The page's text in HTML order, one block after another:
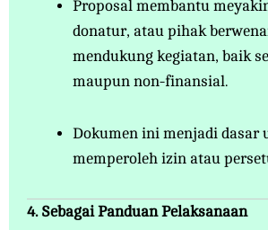
Proposal membantu
donatur, atau pihak
mendukung kegiatan, baik
maupun non-finansial.
Dokumen ini menjadi dasar
memperoleh izin atau
4. Sebagai Panduan Pelaksanaan